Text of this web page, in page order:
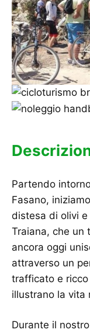
Partendo
Fasano,
distesa di olivi
Traiana, che un
ancora oggi
attraverso un
trafficato e
illustrano la vita
Durante il